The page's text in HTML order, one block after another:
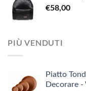
€58,00
PIÙ VENDUTI
Piatto
Decorare -